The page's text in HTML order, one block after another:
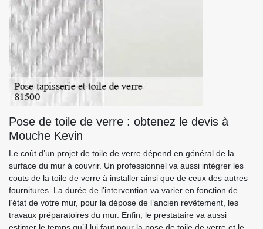
Pose de toile de verre : obtenez le devis à
Mouche Kevin
Le coût d’un projet de toile de verre dépend en général de la
surface du mur à couvrir. Un professionnel va aussi intégrer les
couts de la toile de verre à installer ainsi que de ceux des autres
fournitures. La durée de l’intervention va varier en fonction de
l’état de votre mur, pour la dépose de l’ancien revêtement, les
travaux préparatoires du mur. Enfin, le prestataire va aussi